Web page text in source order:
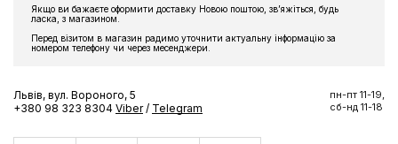
Якщо ви бажаєте оформити доставку Новою поштою, звʼяжіться, будь
ласка, з магазином.
Перед візитом в магазин радимо уточнити актуальну інформацію за
номером телефону чи через месенджери.
Львів, вул. Вороного, 5
+380 98 323 8304 Viber / Telegram
пн-пт 11-19,
сб-нд 11-18